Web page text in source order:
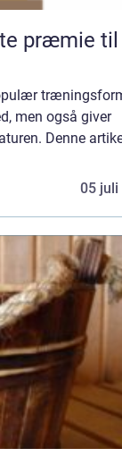
præmie til
men også giver
Denne
05 juli